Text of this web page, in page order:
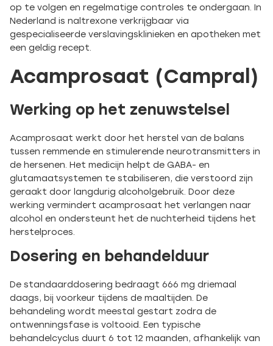
op te volgen en regelmatige controles te ondergaan. In
Nederland is naltrexone verkrijgbaar via
gespecialiseerde verslavingsklinieken en apotheken met
een geldig recept.
Acamprosaat (Campral)
Werking op het zenuwstelsel
Acamprosaat werkt door het herstel van de balans
tussen remmende en stimulerende neurotransmitters in
de hersenen. Het medicijn helpt de GABA- en
glutamaatsystemen te stabiliseren, die verstoord zijn
geraakt door langdurig alcoholgebruik. Door deze
werking vermindert acamprosaat het verlangen naar
alcohol en ondersteunt het de nuchterheid tijdens het
herstelproces.
Dosering en behandelduur
De standaarddosering bedraagt 666 mg driemaal
daags, bij voorkeur tijdens de maaltijden. De
behandeling wordt meestal gestart zodra de
ontwenningsfase is voltooid. Een typische
behandelcyclus duurt 6 tot 12 maanden, afhankelijk van